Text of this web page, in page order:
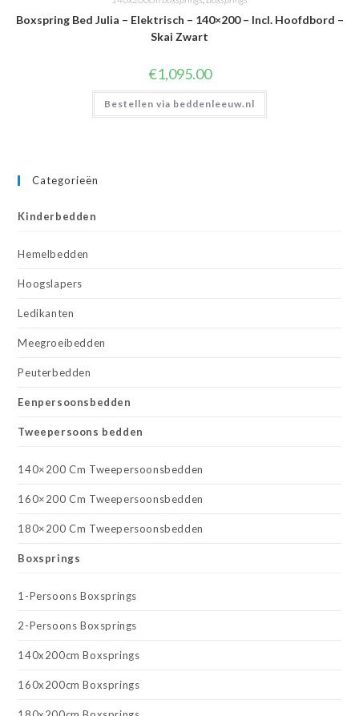
Boxspring Bed Julia – Elektrisch – 140×200 – Incl. Hoofdbord –
Skai Zwart
€1,095.00
Bestellen via beddenleeuw.nl
Categorieën
Kinderbedden
Hemelbedden
Hoogslapers
Ledikanten
Meegroeibedden
Peuterbedden
Eenpersoonsbedden
Tweepersoons bedden
140×200 Cm Tweepersoonsbedden
160×200 Cm Tweepersoonsbedden
180×200 Cm Tweepersoonsbedden
Boxsprings
1-Persoons Boxsprings
2-Persoons Boxsprings
140x200cm Boxsprings
160x200cm Boxsprings